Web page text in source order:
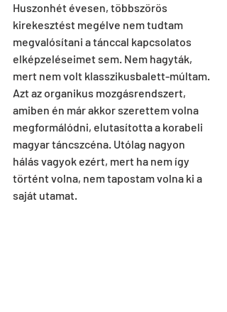
Huszonhét évesen, többszörös
kirekesztést megélve nem tudtam
megvalósítani a tánccal kapcsolatos
elképzeléseimet sem. Nem hagyták,
mert nem volt klasszikusbalett-múltam.
Azt az organikus mozgásrendszert,
amiben én már akkor szerettem volna
megformálódni, elutasította a korabeli
magyar táncszcéna. Utólag nagyon
hálás vagyok ezért, mert ha nem így
történt volna, nem tapostam volna ki a
saját utamat.